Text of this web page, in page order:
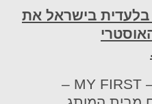
בישראל את
מוצר הדגל של החברה – MY FIRST –